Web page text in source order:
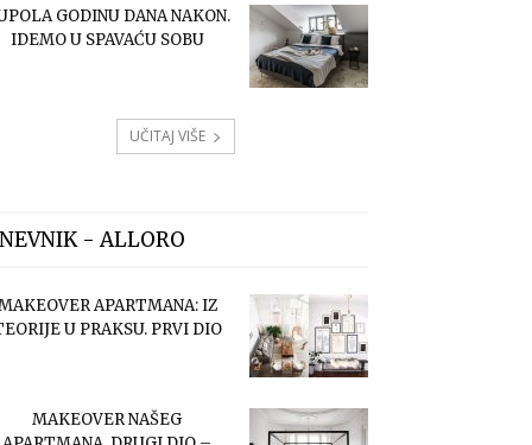
GODINU DANA NAKON.
IDEMO U SPAVAĆU SOBU
UČITAJ VIŠE
- ALLORO
APARTMANA: IZ
U PRAKSU. PRVI DIO
MAKEOVER NAŠEG